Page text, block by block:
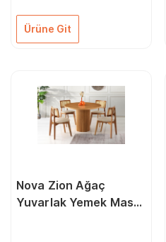
Ürüne Git
Nova Zion Ağaç
Yuvarlak Yemek Masa